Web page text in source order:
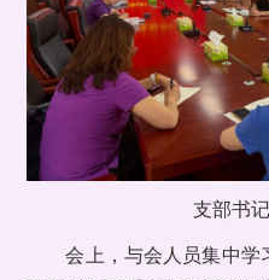
支部书
会上，与会人员集中学